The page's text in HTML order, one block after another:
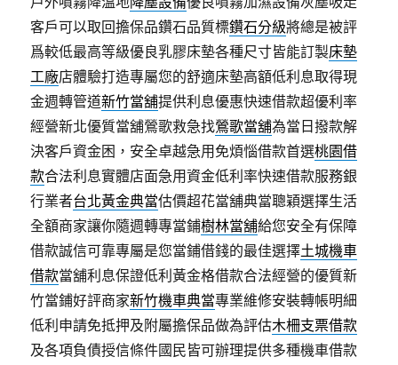
客戶可以取回擔保品鑽石品質標鑽石分級將總是被評
爲較低最高等級優良乳膠床墊各種尺寸皆能訂製床墊
工廠店體驗打造專屬您的舒適床墊高額低利息取得現
金週轉管道新竹當舖提供利息優惠快速借款超優利率
經營新北優質當舖鶯歌救急找鶯歌當舖為當日撥款解
決客戶資金困，安全卓越急用免煩惱借款首選桃園借
款合法利息實體店面急用資金低利率快速借款服務銀
行業者台北黃金典當估價超花當舖典當聰穎選擇生活
全額商家讓你隨週轉專當鋪樹林當舖給您安全有保障
借款誠信可靠專屬是您當鋪借錢的最佳選擇土城機車
借款當舖利息保證低利黃金格借款合法經營的優質新
竹當鋪好評商家新竹機車典當專業維修安裝轉帳明細
低利申請免抵押及附屬擔保品做為評估木柵支票借款
及各項負債授信條件國民皆可辦理提供多種機車借款